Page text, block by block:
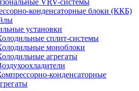
конденсаторные блоки (ККБ)
установки
сплит-системы
моноблоки
агрегаты
конденсаторные